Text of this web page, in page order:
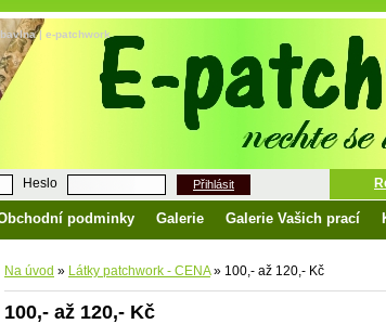
| e-patchwork
Heslo Přihlásit
podminky Galerie Galerie Vašich prací
Na úvod » Látky patchwork - CENA » 100,- až 120,- Kč
100,- až 120,- Kč